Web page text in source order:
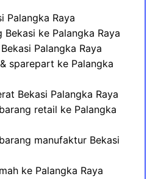
Palangka Raya
ke Palangka Raya
Palangka Raya
sparepart ke Palangka
Bekasi Palangka Raya
retail ke Palangka
manufaktur Bekasi
ke Palangka Raya